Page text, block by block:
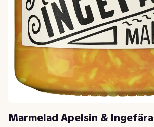
Marmelad Apelsin & Ingefära